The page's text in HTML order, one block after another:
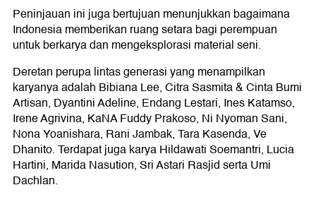
Peninjauan ini juga bertujuan menunjukkan bagaimana
Indonesia memberikan ruang setara bagi perempuan
untuk berkarya dan mengeksplorasi material seni.
Deretan perupa lintas generasi yang menampilkan
karyanya adalah Bibiana Lee, Citra Sasmita & Cinta Bumi
Artisan, Dyantini Adeline, Endang Lestari, Ines Katamso,
Irene Agrivina, KaNA Fuddy Prakoso, Ni Nyoman Sani,
Nona Yoanishara, Rani Jambak, Tara Kasenda, Ve
Dhanito. Terdapat juga karya Hildawati Soemantri, Lucia
Hartini, Marida Nasution, Sri Astari Rasjid serta Umi
Dachlan.